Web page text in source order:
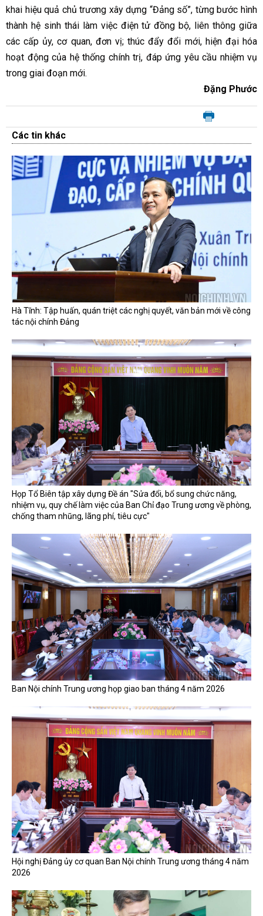
khai hiệu quả chủ trương xây dựng “Đảng số”, từng bước hình
thành hệ sinh thái làm việc điện tử đồng bộ, liên thông giữa
các cấp ủy, cơ quan, đơn vị; thúc đẩy đổi mới, hiện đại hóa
hoạt động của hệ thống chính trị, đáp ứng yêu cầu nhiệm vụ
trong giai đoạn mới.
Đặng Phước
Các tin khác
Hà Tĩnh: Tập huấn, quán triệt các nghị quyết, văn bản mới về công
tác nội chính Đảng
Họp Tổ Biên tập xây dựng Đề án "Sửa đổi, bổ sung chức năng,
nhiệm vụ, quy chế làm việc của Ban Chỉ đạo Trung ương về phòng,
chống tham nhũng, lãng phí, tiêu cực"
Ban Nội chính Trung ương họp giao ban tháng 4 năm 2026
Hội nghị Đảng ủy cơ quan Ban Nội chính Trung ương tháng 4 năm
2026